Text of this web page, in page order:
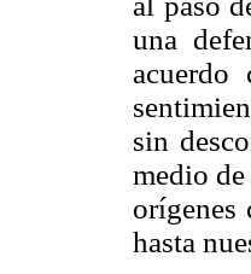
una
sin
medio
orígenes
hasta